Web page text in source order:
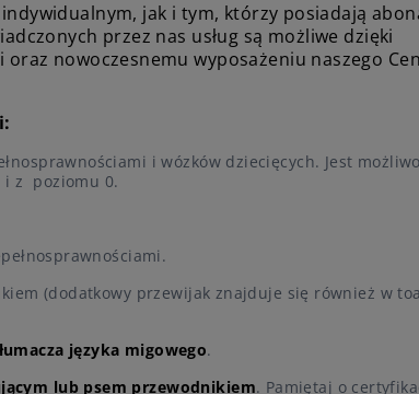
jak i tym, którzy posiadają
przez nas usług są możliwe dzięki
nowoczesnemu wyposażeniu naszego
i wózków dziecięcych. Jest
i z poziomu 0.
(dodatkowy przewijak znajduje się również w
języka migowego.
lub psem przewodnikiem. Pamiętaj o